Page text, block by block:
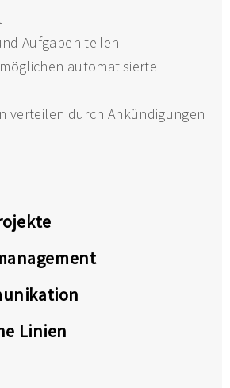
Aufgaben teilen
automatisierte
verteilen durch Ankündigungen
Linien